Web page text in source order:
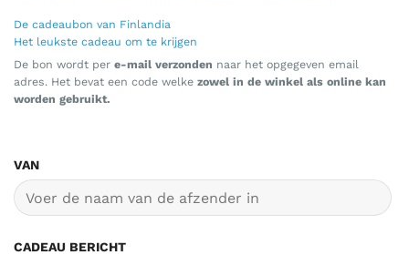
De cadeaubon van Finlandia
Het leukste cadeau om te krijgen
De bon wordt per e-mail verzonden naar het opgegeven email
adres. Het bevat een code welke zowel in de winkel als online kan
worden gebruikt.
VAN
CADEAU BERICHT